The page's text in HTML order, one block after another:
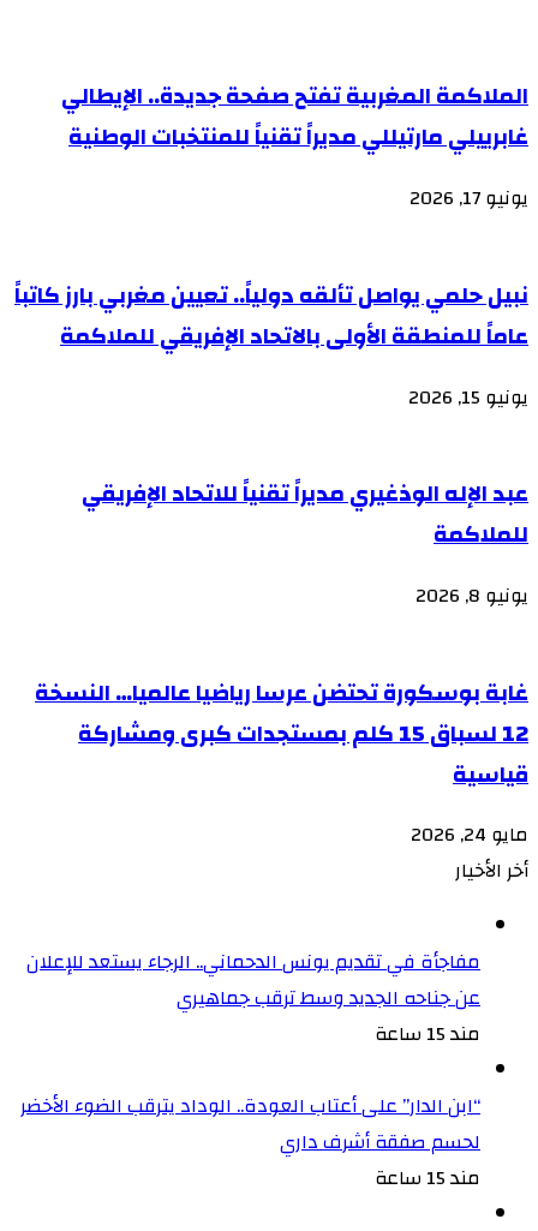
الملاكمة المغربية تفتح صفحة جديدة.. الإيطالي
غابرييلي مارتيللي مديراً تقنياً للمنتخبات الوطنية
يونيو 17, 2026
نبيل حلمي يواصل تألقه دولياً.. تعيين مغربي بارز كاتباً
عاماً للمنطقة الأولى بالاتحاد الإفريقي للملاكمة
يونيو 15, 2026
عبد الإله الوذغيري مديراً تقنياً للاتحاد الإفريقي
للملاكمة
يونيو 8, 2026
غابة بوسكورة تحتضن عرسا رياضيا عالميا… النسخة
12 لسباق 15 كلم بمستجدات كبرى ومشاركة
قياسية
مايو 24, 2026
أخر الأخيار
مفاجأة في تقديم يونس الدحماني.. الرجاء يستعد للإعلان
عن جناحه الجديد وسط ترقب جماهيري
مند 15 ساعة
“ابن الدار” على أعتاب العودة.. الوداد يترقب الضوء الأخضر
لحسم صفقة أشرف داري
مند 15 ساعة